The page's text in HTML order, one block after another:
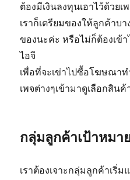
ต้องมีเงินลงทุนเอาไว้ด้วย
เราก็เตรียมของให้ลูกค้าบ
ของนะค่ะ หรือไม่ก็ต้องเข้
ไอจี
เพื่อที่จะเข่าไปซื้อโฆษณา
เพจต่างๆเข้ามาดูเลือกสินค้
กลุ่มลูกค้าเป้าหมา
เราต้องเจาะกลุ่มลูกค้าเริ่ม